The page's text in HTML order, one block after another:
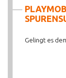
Gelingt es